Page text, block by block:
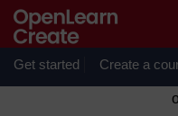
Get started Create a